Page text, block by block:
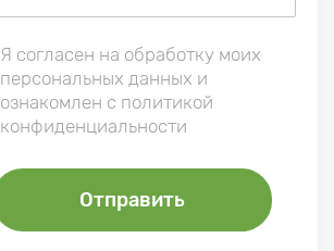
Я согласен на обработку моих
персональных данных и
ознакомлен с политикой
конфиденциальности